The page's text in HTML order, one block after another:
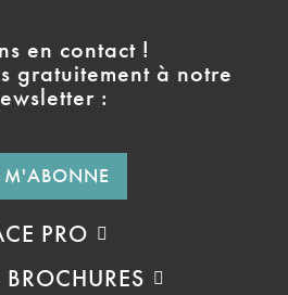
en contact !
gratuitement à notre
:
M'ABONNE
PRO